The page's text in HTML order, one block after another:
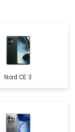
Nord CE 3